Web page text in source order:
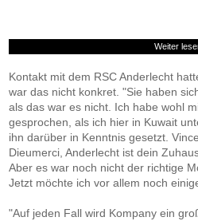
Weiter
Kontakt mit dem RSC Anderlecht
war das nicht konkret. "Sie haben
als das war es nicht. Ich habe wohl
gesprochen, als ich hier in Kuwait
ihn darüber in Kenntnis gesetzt.
Dieumerci, Anderlecht ist dein
Aber es war noch nicht der richtige
Jetzt möchte ich vor allem noch
"Auf jeden Fall wird Kompany ein